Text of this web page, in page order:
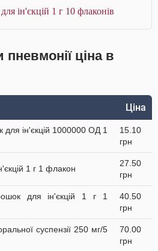
ін'єкцій 1 г 10 флаконів
ціна в
Ціна
для ін'єкцій 1000000 ОД 1
15.10
грн
1 г 1 флакон
27.50
грн
для ін'єкцій 1 г 1
40.50
грн
суспензії 250 мг/5
70.00
грн